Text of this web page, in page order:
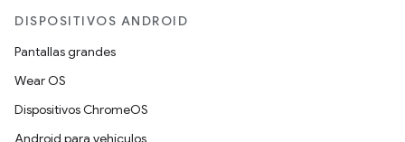
DISPOSITIVOS ANDROID
Pantallas grandes
Wear OS
Dispositivos ChromeOS
Android para vehículos